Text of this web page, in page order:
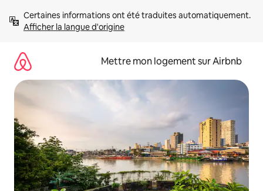
directement
Afficher la langue d'origine
Mettre mon logement sur Airbnb